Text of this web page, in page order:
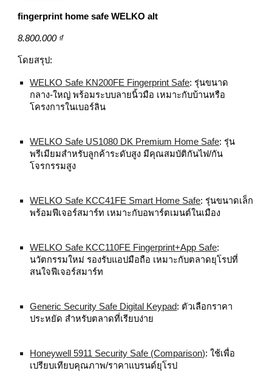
fingerprint home safe WELKO alt
8.800.000 ₫
โดยสรุป:
WELKO Safe KN200FE Fingerprint Safe: รุ่นขนาด
กลาง‑ใหญ่ พร้อมระบบลายนิ้วมือ เหมาะกับบ้านหรือ
โครงการในเบอร์ลิน
WELKO Safe US1080 DK Premium Home Safe: รุ่น
พรีเมียมสำหรับลูกค้าระดับสูง มีคุณสมบัติกันไฟ/กัน
โจรกรรมสูง
WELKO Safe KCC41FE Smart Home Safe: รุ่นขนาดเล็ก
พร้อมฟีเจอร์สมาร์ท เหมาะกับอพาร์ตเมนต์ในเมือง
WELKO Safe KCC110FE Fingerprint+App Safe:
นวัตกรรมใหม่ รองรับแอปมือถือ เหมาะกับตลาดยุโรปที่
สนใจฟีเจอร์สมาร์ท
Generic Security Safe Digital Keypad: ตัวเลือกราคา
ประหยัด สำหรับตลาดที่เรียบง่าย
Honeywell 5911 Security Safe (Comparison): ใช้เพื่อ
เปรียบเทียบคุณภาพ/ราคาแบรนด์ยุโรป